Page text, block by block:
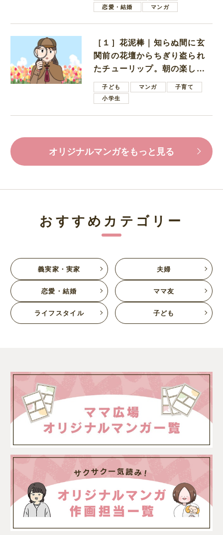
恋愛・結婚
マンガ
［１］花泥棒｜知らぬ間に玄
関前の花壇からちぎり盗られ
たチューリップ。朝の楽しみ
を奪われたショックは大きい
子ども マンガ
子育て
小学生
オリジナルマンガをもっと見る
おすすめカテゴリー
義実家・実家 夫婦
恋愛・結婚 ママ友
ライフスタイル 子ども